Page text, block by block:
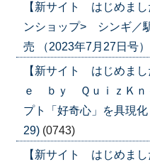
【新サイト はじめま
ンショップ> シンギ／
売 （2023年7月27日号
【新サイト はじめま
ｅ ｂｙ ＱｕｉｚＫｎ
プト「好奇心」を具現
29) (0743)
【新サイト はじめま